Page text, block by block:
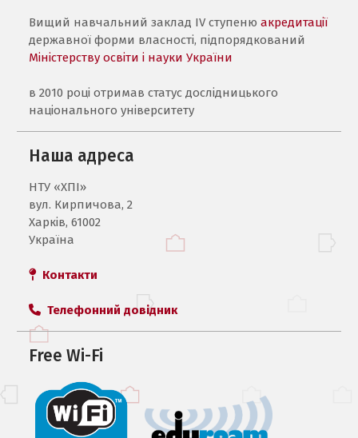
Вищий навчальний заклад IV ступенюакредитації
державної форми власності, підпорядкований
Міністерству освіти і науки України
в 2010 році отримав статус дослідницького
національного університету
Наша адреса
НТУ «ХПI»
вул. Кирпичова, 2
Харків, 61002
Україна
Контакти
Телефонний довідник
Free Wi-Fi